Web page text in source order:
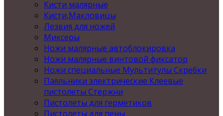
Кисти малярные
Кисти,Макловицы
Лезвия для ножей
Миксеры
Ножи малярные автоблокировка
Ножи малярные винтовой фиксатор
Ножи специальные Мультитулы Скребки
Паяльники электрические Клеевые
пистолеты Стержни
Пистолеты для герметиков
Пистолеты для пены